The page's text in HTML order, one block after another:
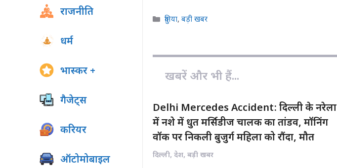
c
o
k
A
p
i
Categories
दुनिया,बड़ी खबर
खबरें और भी हैं...
Delhi Mercedes Accident: दिल्ली के नरेला
में नशे में धुत मर्सिडीज चालक का तांडव, मॉनिंग
वॉक पर निकली बुजुर्ग महिला को रौंदा, मौत
दिल्ली, देश, बड़ी खबर
राजनीति
धर्म
भास्कर +
गैजेट्स
करियर
ऑटोमोबाइल